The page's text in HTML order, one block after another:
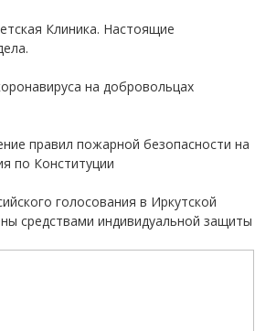
Клиника. Настоящие
на добровольцах
правил пожарной безопасности на
по Конституции
голосования в Иркутской
средствами индивидуальной защиты